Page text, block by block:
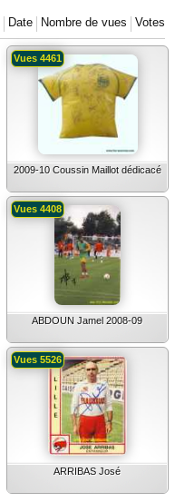
Votes
Nombre de vues
Date
2009-10 Coussin Maillot dédicacé
Vues 4461
ABDOUN Jamel 2008-09
Vues 4408
ARRIBAS José
Vues 5526